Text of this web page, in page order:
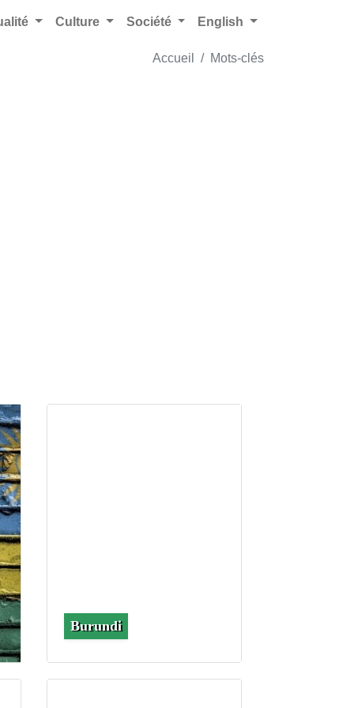
Culture Société English
Accueil Mots-clés
Burundi